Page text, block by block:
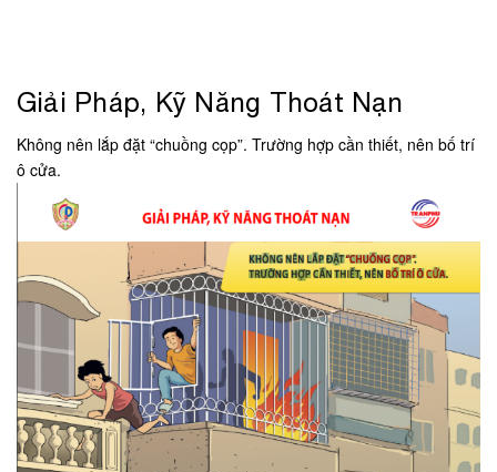
Giải Pháp, Kỹ Năng Thoát Nạn
Không nên lắp đặt “chuồng cọp”. Trường hợp cần thiết, nên bố trí
ô cửa.